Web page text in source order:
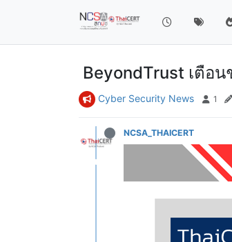
BeyondTrust เตือ
Cyber Security News 1
NCSA_THAICERT